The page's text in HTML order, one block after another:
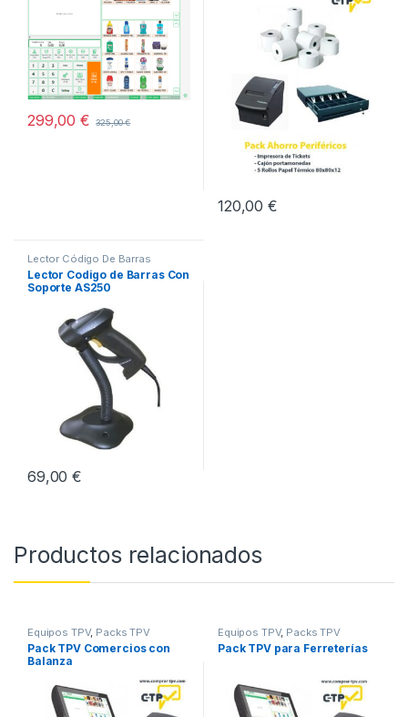
299,00€ 325,00€
120,00€
Lector Código De Barras
Lector Codigo de Barras Con
Soporte AS250
69,00€
Productos relacionados
Equipos TPV, Packs TPV
Pack TPV Comercios con
Balanza
Equipos TPV, Packs TPV
Pack TPV para Ferreterías